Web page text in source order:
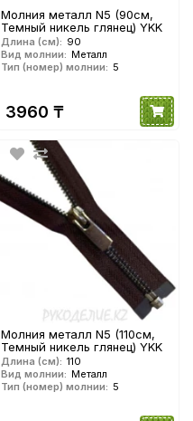
Молния металл N5 (90см,
Темный никель глянец) YKK
Длина (см): 90
Вид молнии: Металл
Тип (номер) молнии: 5
3960 ₸
Молния металл N5 (110см,
Темный никель глянец) YKK
Длина (см): 110
Вид молнии: Металл
Тип (номер) молнии: 5